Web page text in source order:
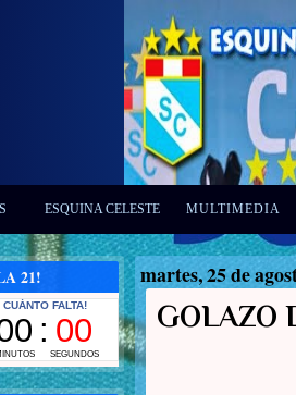
ESQUINA CELESTE MULTIMEDIA
martes, 25 de
GOLAZO
21!